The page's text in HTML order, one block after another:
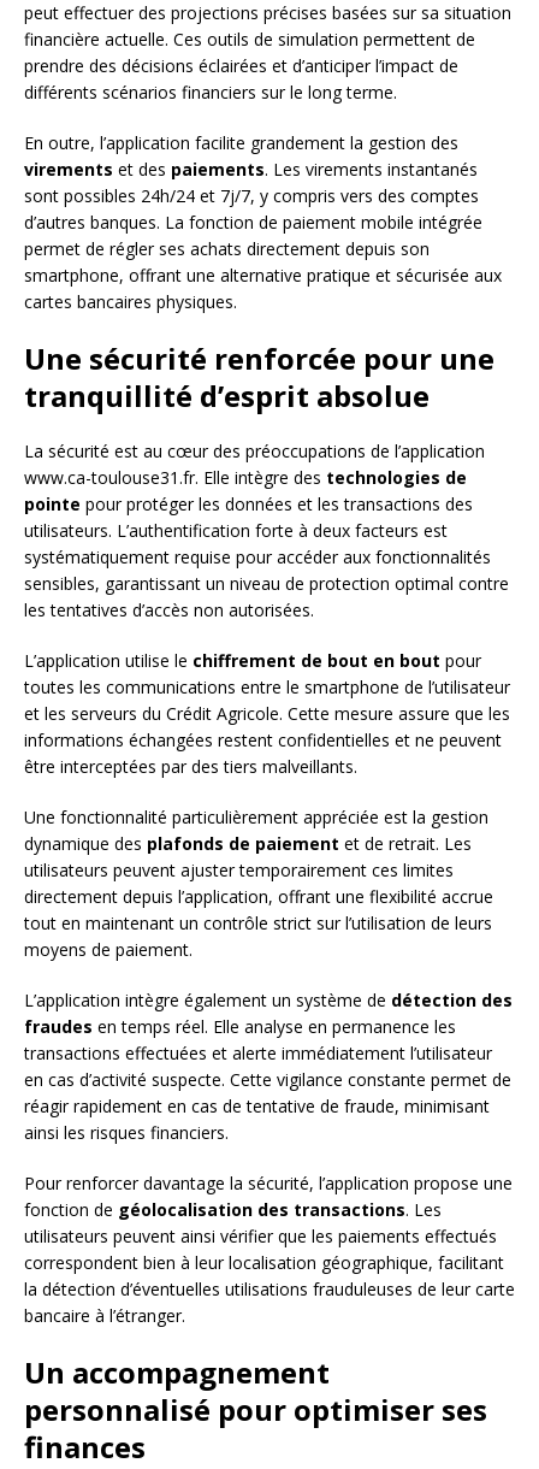
peut effectuer des projections précises basées sur sa situation
financière actuelle. Ces outils de simulation permettent de
prendre des décisions éclairées et d’anticiper l’impact de
différents scénarios financiers sur le long terme.
En outre, l’application facilite grandement la gestion des
virements et des paiements. Les virements instantanés
sont possibles 24h/24 et 7j/7, y compris vers des comptes
d’autres banques. La fonction de paiement mobile intégrée
permet de régler ses achats directement depuis son
smartphone, offrant une alternative pratique et sécurisée aux
cartes bancaires physiques.
Une sécurité renforcée pour une
tranquillité d’esprit absolue
La sécurité est au cœur des préoccupations de l’application
www.ca-toulouse31.fr. Elle intègre des technologies de
pointe pour protéger les données et les transactions des
utilisateurs. L’authentification forte à deux facteurs est
systématiquement requise pour accéder aux fonctionnalités
sensibles, garantissant un niveau de protection optimal contre
les tentatives d’accès non autorisées.
L’application utilise le chiffrement de bout en bout pour
toutes les communications entre le smartphone de l’utilisateur
et les serveurs du Crédit Agricole. Cette mesure assure que les
informations échangées restent confidentielles et ne peuvent
être interceptées par des tiers malveillants.
Une fonctionnalité particulièrement appréciée est la gestion
dynamique des plafonds de paiement et de retrait. Les
utilisateurs peuvent ajuster temporairement ces limites
directement depuis l’application, offrant une flexibilité accrue
tout en maintenant un contrôle strict sur l’utilisation de leurs
moyens de paiement.
L’application intègre également un système de détection des
fraudes en temps réel. Elle analyse en permanence les
transactions effectuées et alerte immédiatement l’utilisateur
en cas d’activité suspecte. Cette vigilance constante permet de
réagir rapidement en cas de tentative de fraude, minimisant
ainsi les risques financiers.
Pour renforcer davantage la sécurité, l’application propose une
fonction de géolocalisation des transactions. Les
utilisateurs peuvent ainsi vérifier que les paiements effectués
correspondent bien à leur localisation géographique, facilitant
la détection d’éventuelles utilisations frauduleuses de leur carte
bancaire à l’étranger.
Un accompagnement
personnalisé pour optimiser ses
finances